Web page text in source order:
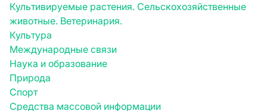
Культивируемые растения. Сельскохозяйственные
животные. Ветеринария.
Культура
Международные связи
Наука и образование
Природа
Спорт
Средства массовой информации